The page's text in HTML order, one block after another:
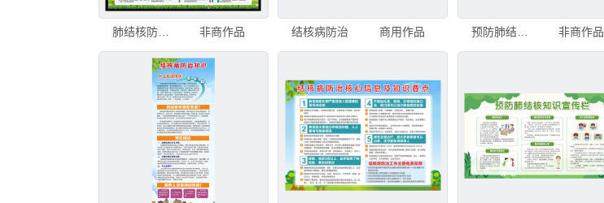
肺结核防治知识宣传栏 非商作品 结核病防治 商用作品 预防肺结核科普知识宣传栏 非商作品